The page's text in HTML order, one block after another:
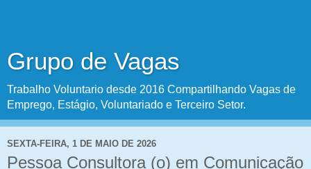
Grupo de Vagas
Trabalho Voluntario desde 2016 Compartilhando Vagas de
Emprego, Estágio, Voluntariado e Terceiro Setor.
SEXTA-FEIRA, 1 DE MAIO DE 2026
Pessoa Consultora (o) em Comunicação